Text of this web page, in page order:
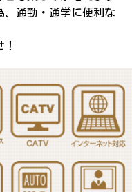
、通勤・通学に便利な